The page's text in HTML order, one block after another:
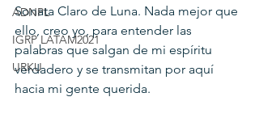
ADNPL
IGRP LATAM2021
URKU
Sonata Claro de Luna. Nada mejor que
ello, creo yo, para entender las
palabras que salgan de mi espíritu
verdadero y se transmitan por aquí
hacia mi gente querida.